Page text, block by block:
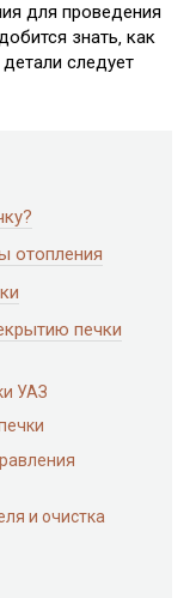
для проведения
знать‚ как
следует
отопления
печки
УАЗ
и очистка